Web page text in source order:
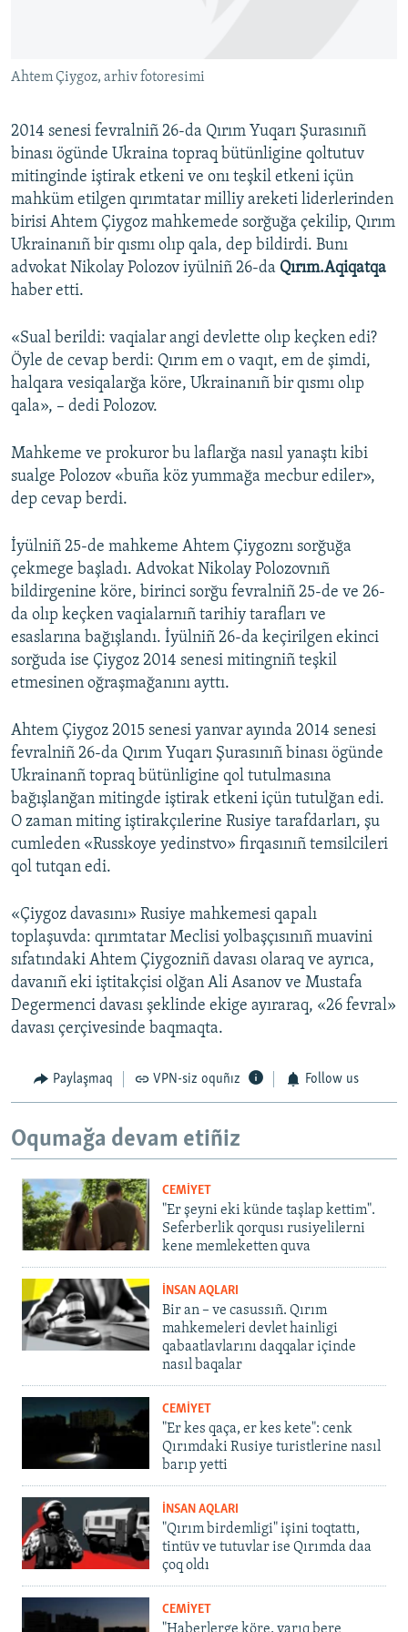
Українською
RFE/RS bütün saytları
Ahtem Çiygoz, arhiv fotoresimi
2014 senesi fevralniñ 26-da Qırım Yuqarı Şurasınıñ
binası ögünde Ukraina topraq bütünligine qoltutuv
mitinginde iştirak etkeni ve onı teşkil etkeni içün
mahküm etilgen qırımtatar milliy areketi liderlerinden
birisi Ahtem Çiygoz mahkemede sorğuğa çekilip, Qırım
Ukrainanıñ bir qısmı olıp qala, dep bildirdi. Bunı
advokat Nikolay Polozov iyülniñ 26-da Qırım.Aqiqatqa
haber etti.
«Sual berildi: vaqialar angi devlette olıp keçken edi?
Öyle de cevap berdi: Qırım em o vaqıt, em de şimdi,
halqara vesiqalarğa köre, Ukrainanıñ bir qısmı olıp
qala», – dedi Polozov.
Mahkeme ve prokuror bu laflarğa nasıl yanaştı kibi
sualge Polozov «buña köz yummağa mecbur ediler»,
dep cevap berdi.
İyülniñ 25-de mahkeme Ahtem Çiygoznı sorğuğa
çekmege başladı. Advokat Nikolay Polozovnıñ
bildirgenine köre, birinci sorğu fevralniñ 25-de ve 26-
da olıp keçken vaqialarnıñ tarihiy tarafları ve
esaslarına bağışlandı. İyülniñ 26-da keçirilgen ekinci
sorğuda ise Çiygoz 2014 senesi mitingniñ teşkil
etmesinen oğraşmağanını ayttı.
Ahtem Çiygoz 2015 senesi yanvar ayında 2014 senesi
fevralniñ 26-da Qırım Yuqarı Şurasınıñ binası ögünde
Ukrainanñ topraq bütünligine qol tutulmasına
bağışlanğan mitingde iştirak etkeni içün tutulğan edi.
O zaman miting iştirakçılerine Rusiye tarafdarları, şu
cumleden «Russkoye yedinstvo» firqasınıñ temsilcileri
qol tutqan edi.
«Çiygoz davasını» Rusiye mahkemesi qapalı
toplaşuvda: qırımtatar Meclisi yolbaşçısınıñ muavini
sıfatındaki Ahtem Çiygozniñ davası olaraq ve ayrıca,
davanıñ eki iştitakçisi olğan Ali Asanov ve Mustafa
Degermenci davası şeklinde ekige ayıraraq, «26 fevral»
davası çerçivesinde baqmaqta.
Paylaşmaq VPN-siz oquñız Follow us
Oqumağa devam etiñiz
CEMİYET
"Er şeyni eki künde taşlap kettim".
Seferberlik qorqusı rusiyelilerni
kene memleketten quva
İNSAN AQLARI
Bir an – ve casussıñ. Qırım
mahkemeleri devlet hainligi
qabaatlavlarını daqqalar içinde
nasıl baqalar
CEMİYET
"Er kes qaça, er kes kete": cenk
Qırımdaki Rusiye turistlerine nasıl
barıp yetti
İNSAN AQLARI
"Qırım birdemligi" işini toqtattı,
tintüv ve tutuvlar ise Qırımda daa
çoq oldı
CEMİYET